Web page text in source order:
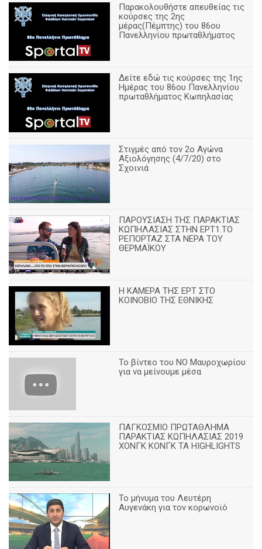
Παρακολουθήστε απευθείας τις
κούρσες της 2ης
μέρας(Πέμπτης) του 86ου
Πανελληνίου πρωταθλήματος
Δείτε εδώ τις κούρσες της 1ης
Ημέρας του 86ου Πανελληνίου
πρωταθλήματος Κωπηλασίας
Στιγμές από τον 2ο Αγώνα
Αξιολόγησης (4/7/20) στο
Σχοινιά
ΠΑΡΟΥΣΙΑΣΗ ΤΗΣ ΠΑΡΑΚΤΙΑΣ
ΚΩΠΗΛΑΣΙΑΣ ΣΤΗΝ ΕΡΤ1.ΤΟ
ΡΕΠΟΡΤΑΖ ΣΤΑ ΝΕΡΑ ΤΟΥ
ΘΕΡΜΑΪΚΟΥ
Η ΚΑΜΕΡΑ ΤΗΣ ΕΡΤ ΣΤΟ
ΚΟΙΝΟΒΙΟ ΤΗΣ ΕΘΝΙΚΗΣ
Το βίντεο του ΝΟ Μαυροχωρίου
για να μείνουμε μέσα
ΠΑΓΚΟΣΜΙΟ ΠΡΩΤΑΘΛΗΜΑ
ΠΑΡΑΚΤΙΑΣ ΚΩΠΗΛΑΣΙΑΣ 2019
ΧΟΝΓΚ ΚΟΝΓΚ ΤΑ HIGHLIGHTS
Το μήνυμα του Λευτέρη
Αυγενάκη για τον κορωνοϊό